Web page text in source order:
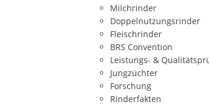
Milchrinder
Doppelnutzungsrinder
Fleischrinder
BRS Convention
Leistungs- &
Jungzüchter
Forschung
Rinderfakten